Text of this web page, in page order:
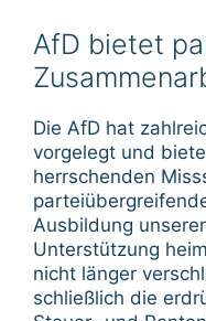
AfD bietet
Die AfD hat
vorgelegt und
herrschenden
Ausbildung
Unterstützung
nicht länger
schließlich die